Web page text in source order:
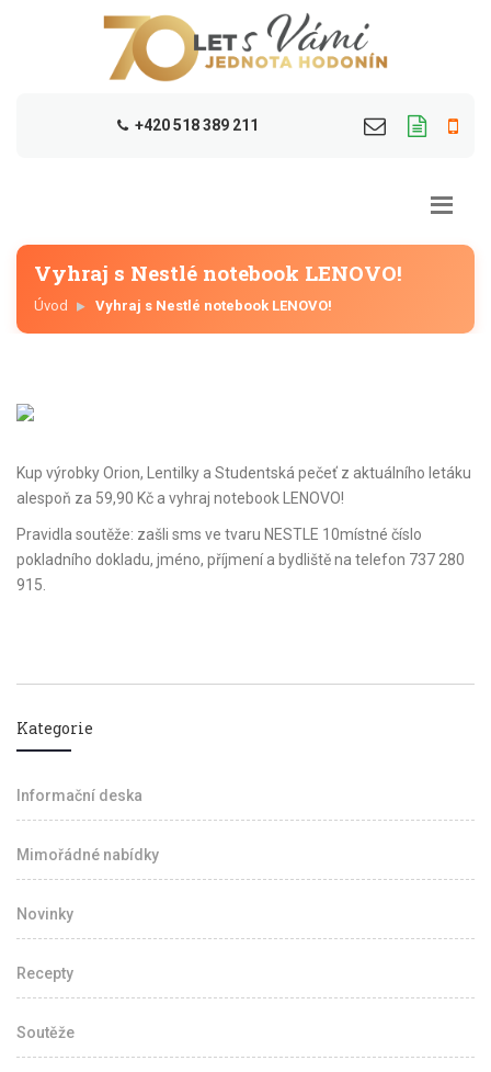
+420 518 389 211
Vyhraj s Nestlé notebook LENOVO!
Úvod Vyhraj s Nestlé notebook LENOVO!
Kup výrobky Orion, Lentilky a Studentská pečeť z aktuálního letáku
alespoň za 59,90 Kč a vyhraj notebook LENOVO!
Pravidla soutěže: zašli sms ve tvaru NESTLE 10místné číslo
pokladního dokladu, jméno, příjmení a bydliště na telefon 737 280
915.
Kategorie
Informační deska
Mimořádné nabídky
Novinky
Recepty
Soutěže